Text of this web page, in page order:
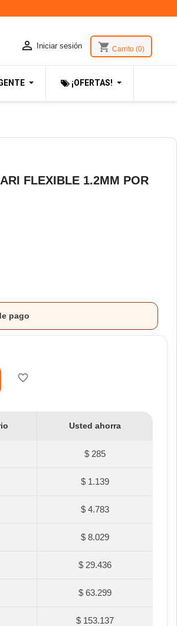
 Iniciar sesión shopping_cart Carrito (0)
¡OFERTAS!
FLEXIBLE 1.2MM POR
pago
favorite_border
Usted ahorra
$ 285
$ 1.139
$ 4.783
$ 8.029
$ 29.436
$ 63.299
$ 153.137